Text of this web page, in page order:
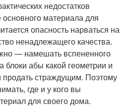
недостатков
основного материала для
опасность нарваться на
ненадлежащего качества.
— намешать вспененного
блоки абы какой геометрии и
продать страждущим. Поэтому
где и у кого вы
для своего дома.